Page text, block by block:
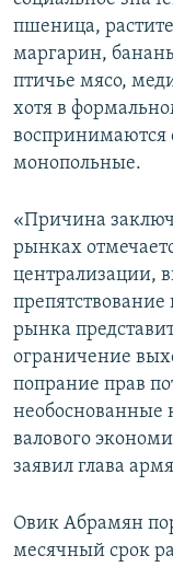
пшеница,
маргарин,
птичье мясо,
хотя в
воспринимаются
монопольные.
«Причина
рынках
централизации,
рынка
ограничение
попрание прав
необоснованные
валового
заявил глава
Овик Абрамян
месячный срок